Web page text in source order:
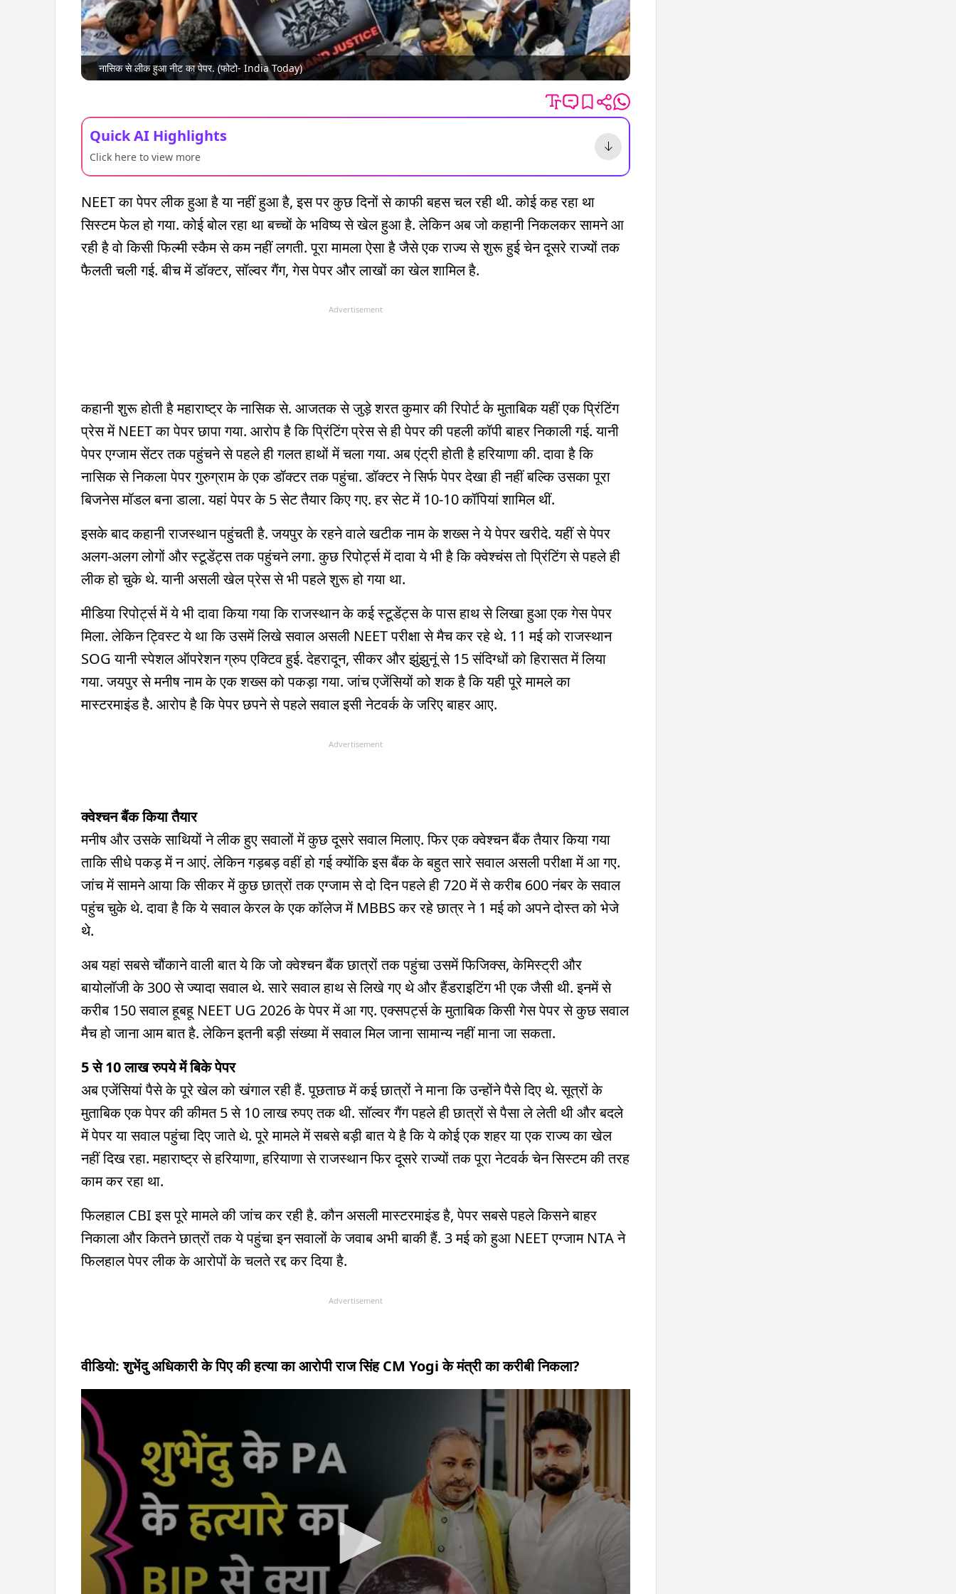
नासिक से लीक हुआ नीट का पेपर. (फोटो- India Today)
Quick AI Highlights
Click here to view more
NEET का पेपर लीक हुआ है या नहीं हुआ है, इस पर कुछ दिनों से काफी बहस चल रही थी. कोई कह रहा था
सिस्टम फेल हो गया. कोई बोल रहा था बच्चों के भविष्य से खेल हुआ है. लेकिन अब जो कहानी निकलकर सामने आ
रही है वो किसी फिल्मी स्कैम से कम नहीं लगती. पूरा मामला ऐसा है जैसे एक राज्य से शुरू हुई चेन दूसरे राज्यों तक
फैलती चली गई. बीच में डॉक्टर, सॉल्वर गैंग, गेस पेपर और लाखों का खेल शामिल है.
Advertisement
कहानी शुरू होती है महाराष्ट्र के नासिक से. आजतक से जुड़े शरत कुमार की रिपोर्ट के मुताबिक यहीं एक प्रिंटिंग
प्रेस में NEET का पेपर छापा गया. आरोप है कि प्रिंटिंग प्रेस से ही पेपर की पहली कॉपी बाहर निकाली गई. यानी
पेपर एग्जाम सेंटर तक पहुंचने से पहले ही गलत हाथों में चला गया. अब एंट्री होती है हरियाणा की. दावा है कि
नासिक से निकला पेपर गुरुग्राम के एक डॉक्टर तक पहुंचा. डॉक्टर ने सिर्फ पेपर देखा ही नहीं बल्कि उसका पूरा
बिजनेस मॉडल बना डाला. यहां पेपर के 5 सेट तैयार किए गए. हर सेट में 10-10 कॉपियां शामिल थीं.
इसके बाद कहानी राजस्थान पहुंचती है. जयपुर के रहने वाले खटीक नाम के शख्स ने ये पेपर खरीदे. यहीं से पेपर
अलग-अलग लोगों और स्टूडेंट्स तक पहुंचने लगा. कुछ रिपोर्ट्स में दावा ये भी है कि क्वेश्चंस तो प्रिंटिंग से पहले ही
लीक हो चुके थे. यानी असली खेल प्रेस से भी पहले शुरू हो गया था.
मीडिया रिपोर्ट्स में ये भी दावा किया गया कि राजस्थान के कई स्टूडेंट्स के पास हाथ से लिखा हुआ एक गेस पेपर
मिला. लेकिन ट्विस्ट ये था कि उसमें लिखे सवाल असली NEET परीक्षा से मैच कर रहे थे. 11 मई को राजस्थान
SOG यानी स्पेशल ऑपरेशन ग्रुप एक्टिव हुई. देहरादून, सीकर और झुंझुनूं से 15 संदिग्धों को हिरासत में लिया
गया. जयपुर से मनीष नाम के एक शख्स को पकड़ा गया. जांच एजेंसियों को शक है कि यही पूरे मामले का
मास्टरमाइंड है. आरोप है कि पेपर छपने से पहले सवाल इसी नेटवर्क के जरिए बाहर आए.
Advertisement
क्वेश्चन बैंक किया तैयार
मनीष और उसके साथियों ने लीक हुए सवालों में कुछ दूसरे सवाल मिलाए. फिर एक क्वेश्चन बैंक तैयार किया गया
ताकि सीधे पकड़ में न आएं. लेकिन गड़बड़ वहीं हो गई क्योंकि इस बैंक के बहुत सारे सवाल असली परीक्षा में आ गए.
जांच में सामने आया कि सीकर में कुछ छात्रों तक एग्जाम से दो दिन पहले ही 720 में से करीब 600 नंबर के सवाल
पहुंच चुके थे. दावा है कि ये सवाल केरल के एक कॉलेज में MBBS कर रहे छात्र ने 1 मई को अपने दोस्त को भेजे
थे.
अब यहां सबसे चौंकाने वाली बात ये कि जो क्वेश्चन बैंक छात्रों तक पहुंचा उसमें फिजिक्स, केमिस्ट्री और
बायोलॉजी के 300 से ज्यादा सवाल थे. सारे सवाल हाथ से लिखे गए थे और हैंडराइटिंग भी एक जैसी थी. इनमें से
करीब 150 सवाल हूबहू NEET UG 2026 के पेपर में आ गए. एक्सपर्ट्स के मुताबिक किसी गेस पेपर से कुछ सवाल
मैच हो जाना आम बात है. लेकिन इतनी बड़ी संख्या में सवाल मिल जाना सामान्य नहीं माना जा सकता.
5 से 10 लाख रुपये में बिके पेपर
अब एजेंसियां पैसे के पूरे खेल को खंगाल रही हैं. पूछताछ में कई छात्रों ने माना कि उन्होंने पैसे दिए थे. सूत्रों के
मुताबिक एक पेपर की कीमत 5 से 10 लाख रुपए तक थी. सॉल्वर गैंग पहले ही छात्रों से पैसा ले लेती थी और बदले
में पेपर या सवाल पहुंचा दिए जाते थे. पूरे मामले में सबसे बड़ी बात ये है कि ये कोई एक शहर या एक राज्य का खेल
नहीं दिख रहा. महाराष्ट्र से हरियाणा, हरियाणा से राजस्थान फिर दूसरे राज्यों तक पूरा नेटवर्क चेन सिस्टम की तरह
काम कर रहा था.
फिलहाल CBI इस पूरे मामले की जांच कर रही है. कौन असली मास्टरमाइंड है, पेपर सबसे पहले किसने बाहर
निकाला और कितने छात्रों तक ये पहुंचा इन सवालों के जवाब अभी बाकी हैं. 3 मई को हुआ NEET एग्जाम NTA ने
फिलहाल पेपर लीक के आरोपों के चलते रद्द कर दिया है.
Advertisement
वीडियो: शुभेंदु अधिकारी के पिए की हत्या का आरोपी राज सिंह CM Yogi के मंत्री का करीबी निकला?